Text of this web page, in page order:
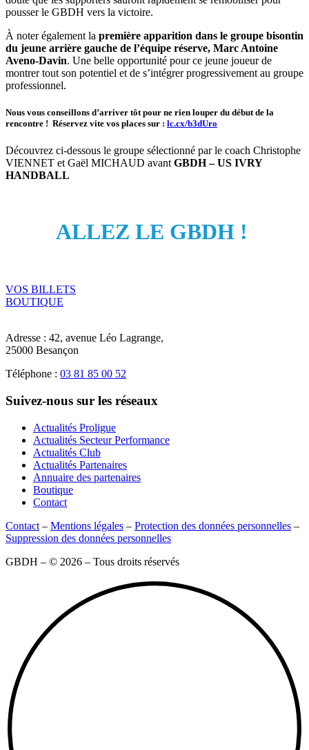
pousser le GBDH vers la victoire.
À noter également la première apparition dans le groupe bisontin
du jeune arrière gauche de l’équipe réserve, Marc Antoine
Aveno-Davin. Une belle opportunité pour ce jeune joueur de
montrer tout son potentiel et de s’intégrer progressivement au groupe
professionnel.
Nous vous conseillons d’arriver tôt pour ne rien louper du début de la
rencontre ! Réservez vite vos places sur : lc.cx/b3dUro
Découvrez ci-dessous le groupe sélectionné par le coach Christophe
VIENNET et Gaël MICHAUD avant GBDH – US IVRY
HANDBALL
ALLEZ LE GBDH !
VOS BILLETS
BOUTIQUE
Adresse : 42, avenue Léo Lagrange,
25000 Besançon
Téléphone : 03 81 85 00 52
Suivez-nous sur les réseaux
Actualités Proligue
Actualités Secteur Performance
Actualités Club
Actualités Partenaires
Annuaire des partenaires
Boutique
Contact
Contact – Mentions légales – Protection des données personnelles –
Suppression des données personnelles
GBDH – © 2026 – Tous droits réservés